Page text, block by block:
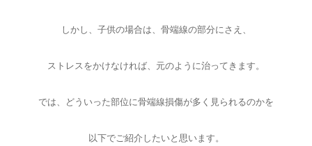
しかし、子供の場合は、骨端線の部分にさえ、
ストレスをかけなければ、元のように治ってきます。
では、どういった部位に骨端線損傷が多く見られるのかを
以下でご紹介したいと思います。